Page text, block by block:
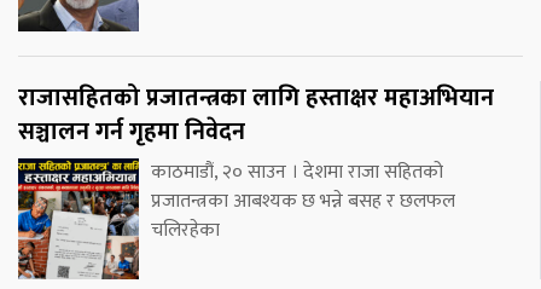
राजासहितको प्रजातन्त्रका लागि हस्ताक्षर महाअभियान
सञ्चालन गर्न गृहमा निवेदन
काठमाडौं, २० साउन । देशमा राजा सहितको
प्रजातन्त्रका आबश्यक छ भन्ने बसह र छलफल
चलिरहेका